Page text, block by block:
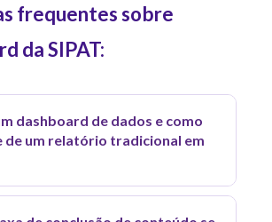
frequentes sobre
da SIPAT:
dashboard de dados e como
de um relatório tradicional em
é um painel de